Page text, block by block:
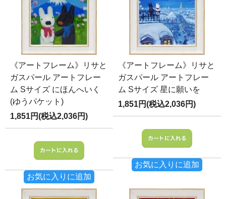
《アートフレーム》リサと
ガスパール アートフレー
ム Sサイズ にほんへいく
(ゆうパケット)
1,851円(税込2,036円)
お気に入りに追加
《アートフレーム》リサと
ガスパール アートフレー
ム Sサイズ 星に願いを
1,851円(税込2,036円)
お気に入りに追加